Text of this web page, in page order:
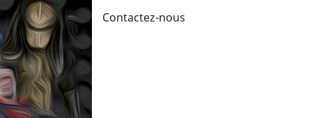
Contactez-nous